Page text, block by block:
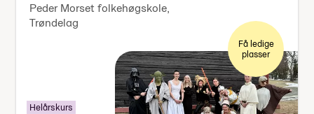
Peder Morset folkehøgskole,
Trøndelag
Få ledige
plasser
Helårskurs